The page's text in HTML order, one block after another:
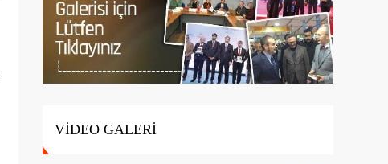
VİDEO GALERİ